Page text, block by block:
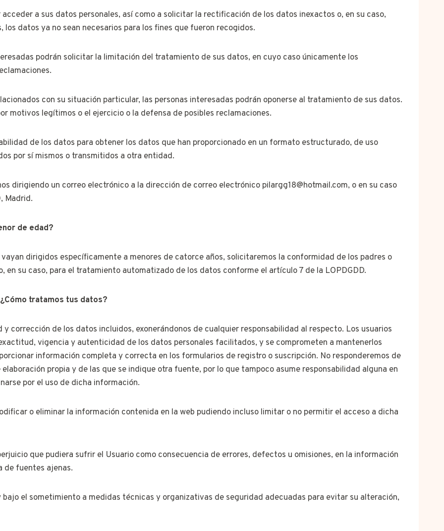
a sus datos personales, así como a solicitar la rectificación de los datos inexactos o, en su caso,
datos ya no sean necesarios para los fines que fueron recogidos.
podrán solicitar la limitación del tratamiento de sus datos, en cuyo caso únicamente los
con su situación particular, las personas interesadas podrán oponerse al tratamiento de sus datos.
motivos legítimos o el ejercicio o la defensa de posibles reclamaciones.
de los datos para obtener los datos que han proporcionado en un formato estructurado, de uso
por sí mismos o transmitidos a otra entidad.
dirigiendo un correo electrónico a la dirección de correo electrónico pilargg18@hotmail.com, o en su caso
Madrid.
de edad?
dirigidos específicamente a menores de catorce años, solicitaremos la conformidad de los padres o
en su caso, para el tratamiento automatizado de los datos conforme el artículo 7 de la LOPDGDD.
tratamos tus datos?
corrección de los datos incluidos, exonerándonos de cualquier responsabilidad al respecto. Los usuarios
vigencia y autenticidad de los datos personales facilitados, y se comprometen a mantenerlos
información completa y correcta en los formularios de registro o suscripción. No responderemos de
propia y de las que se indique otra fuente, por lo que tampoco asume responsabilidad alguna en
por el uso de dicha información.
o eliminar la información contenida en la web pudiendo incluso limitar o no permitir el acceso a dicha
que pudiera sufrir el Usuario como consecuencia de errores, defectos u omisiones, en la información
de fuentes ajenas.
el sometimiento a medidas técnicas y organizativas de seguridad adecuadas para evitar su alteración,